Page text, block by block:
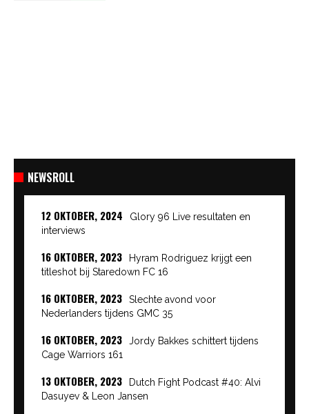
NEWSROLL
12 OKTOBER, 2024
Glory 96 Live resultaten en
interviews
16 OKTOBER, 2023
Hyram Rodriguez krijgt een
titleshot bij Staredown FC 16
16 OKTOBER, 2023
Slechte avond voor
Nederlanders tijdens GMC 35
16 OKTOBER, 2023
Jordy Bakkes schittert tijdens
Cage Warriors 161
13 OKTOBER, 2023
Dutch Fight Podcast #40: Alvi
Dasuyev & Leon Jansen